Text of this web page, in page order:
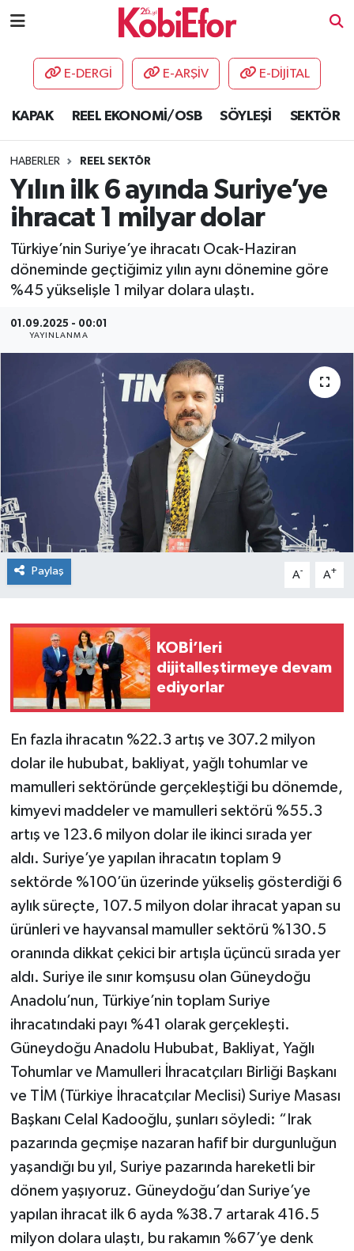
E-DERGİ E-ARŞİV E-DİJİTAL
KAPAK REEL EKONOMİ/OSB SÖYLEŞİ SEKTÖR
HABERLER REEL SEKTÖR
Yılın ilk 6 ayında Suriye’ye
ihracat 1 milyar dolar
Türkiye’nin Suriye’ye ihracatı Ocak-Haziran
döneminde geçtiğimiz yılın aynı dönemine göre
%45 yükselişle 1 milyar dolara ulaştı.
01.09.2025 - 00:01
YAYINLANMA
Paylaş A- A+
KOBİ’leri
dijitalleştirmeye devam
ediyorlar
En fazla ihracatın %22.3 artış ve 307.2 milyon
dolar ile hububat, bakliyat, yağlı tohumlar ve
mamulleri sektöründe gerçekleştiği bu dönemde,
kimyevi maddeler ve mamulleri sektörü %55.3
artış ve 123.6 milyon dolar ile ikinci sırada yer
aldı. Suriye’ye yapılan ihracatın toplam 9
sektörde %100’ün üzerinde yükseliş gösterdiği 6
aylık süreçte, 107.5 milyon dolar ihracat yapan su
ürünleri ve hayvansal mamuller sektörü %130.5
oranında dikkat çekici bir artışla üçüncü sırada yer
aldı. Suriye ile sınır komşusu olan Güneydoğu
Anadolu’nun, Türkiye’nin toplam Suriye
ihracatındaki payı %41 olarak gerçekleşti.
Güneydoğu Anadolu Hububat, Bakliyat, Yağlı
Tohumlar ve Mamulleri İhracatçıları Birliği Başkanı
ve TİM (Türkiye İhracatçılar Meclisi) Suriye Masası
Başkanı Celal Kadooğlu, şunları söyledi: “Irak
pazarında geçmişe nazaran hafif bir durgunluğun
yaşandığı bu yıl, Suriye pazarında hareketli bir
dönem yaşıyoruz. Güneydoğu’dan Suriye’ye
yapılan ihracat ilk 6 ayda %38.7 artarak 416.5
milyon dolara ulaştı, bu rakamın %67’ye denk
AKADEMİ
DESTEK-TEŞVİK
ETKİNLİK
GÜNCEL
HABERLER
KAPAK
OSB
ŞİRKET PANO
YAŞAM